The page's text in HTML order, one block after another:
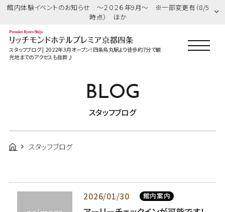
館内体験イベントのお知らせ ～２０２６年9月～ ※一部変更有（8/5
時点） ほか
スタッフブログ | 2022年3月オープン！四条烏丸駅より徒歩約7分で観
光地までのアクセスも抜群♪
BLOG
スタッフブログ
スタッフブログ
2026/01/30 館内案内